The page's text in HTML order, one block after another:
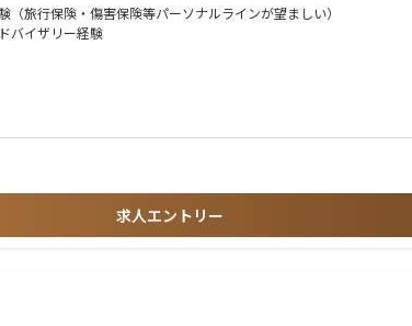
チュアリアル資料の作成
旅行保険・傷害保険等パーソナルラインが望ましい）
バイザリー経験
り）
求人エントリー